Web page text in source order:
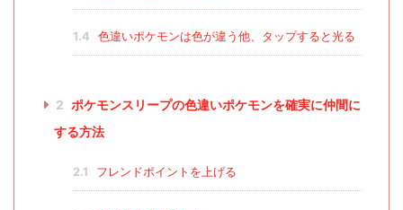
1.4 色違いポケモンは色が違う他、タップすると光る
2 ポケモンスリープの色違いポケモンを確実に仲間に
する方法
2.1 フレンドポイントを上げる